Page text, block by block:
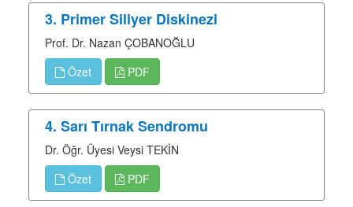
3. Primer Siliyer Diskinezi
Prof. Dr. Nazan ÇOBANOĞLU
Özet
PDF
4. Sarı Tırnak Sendromu
Dr. Öğr. Üyesi Veysi TEKİN
Özet
PDF